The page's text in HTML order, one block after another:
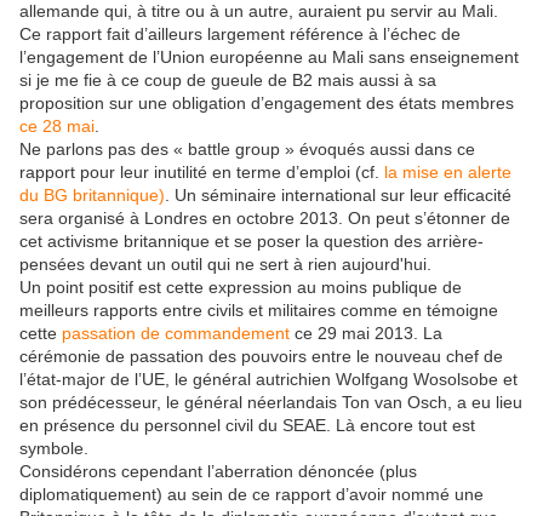
allemande qui, à titre ou à un autre, auraient pu servir au Mali.
Ce rapport fait d’ailleurs largement référence à l’échec de
l’engagement de l’Union européenne au Mali sans enseignement
si je me fie à ce coup de gueule de B2 mais aussi à sa
proposition sur une obligation d’engagement des états membres
ce 28 mai
Ne parlons pas des « battle group » évoqués aussi dans ce
rapport pour leur inutilité en terme d’emploi (cf. la mise en alerte
du BG britannique) . Un séminaire international sur leur efficacité
sera organisé à Londres en octobre 2013. On peut s’étonner de
cet activisme britannique et se poser la question des arrière-
pensées devant un outil qui ne sert à rien aujourd'hui.
Un point positif est cette expression au moins publique de
meilleurs rapports entre civils et militaires comme en témoigne
cette passation de commandement ce 29 mai 2013. La
cérémonie de passation des pouvoirs entre le nouveau chef de
l’état-major de l’UE, le général autrichien Wolfgang Wosolsobe et
son prédécesseur, le général néerlandais Ton van Osch, a eu lieu
en présence du personnel civil du SEAE. Là encore tout est
symbole.
Considérons cependant l’aberration dénoncée (plus
diplomatiquement) au sein de ce rapport d’avoir nommé une